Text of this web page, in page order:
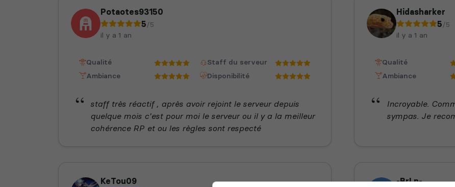
Potaotes93150
5/5
il y a 1 an
Qualité
Staff du serveur
Ambiance
Disponibilité
staff très réactif , après avoir rejoint le serveur depuis
quelque mois c'est pour moi le serveur ou il y a la meilleur
cohérence RP et ou les règles sont respecté
Hidasharker
5/5
il y a 1 an
Qualité
Ambiance
Incroyable.
sympas. Je
KeTou09
-BrLn-